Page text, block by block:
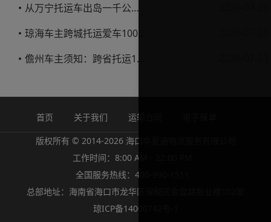
从万宁托运车出岛一千公里，这笔钱该怎么花才不踩坑
儋州车主须知：跨省托运1000公里费用怎么算？
首页 关于我们 运输合同
版权所有 © 2014-2026 海口华夏通物流服务有限公司
工作时间：8:00 AM - 22:00 PM
全国服务热线：400-990-1511
总部地址：海南省海口市龙华区保税区金盘路新业楼102室
琼ICP备14000742号-1